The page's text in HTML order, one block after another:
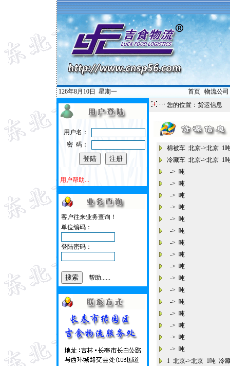
126年8月10日 星期一 首页| 物流公司
用户名：
密 码：
用户帮助...
客户往来业务查询！
单位编码：
登陆密码：
帮助......
您的位置： 货运信息
棉被车 北京->北京 1
冷藏车 北京->北京 1
-> 吨
-> 吨
-> 吨
-> 吨
-> 吨
-> 吨
-> 吨
-> 吨
-> 吨
-> 吨
-> 吨
-> 吨
-> 吨
-> 吨
-> 吨
-> 吨
1 北京->北京 1吨 冷